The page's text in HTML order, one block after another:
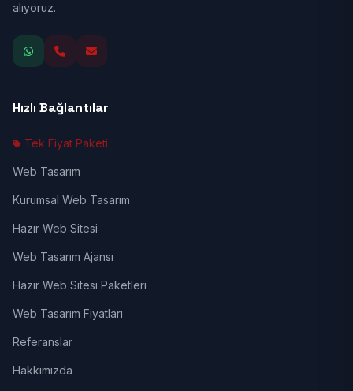
alıyoruz.
Hızlı Bağlantılar
Tek Fiyat Paketi
Web Tasarım
Kurumsal Web Tasarım
Hazır Web Sitesi
Web Tasarım Ajansı
Hazır Web Sitesi Paketleri
Web Tasarım Fiyatları
Referanslar
Hakkımızda